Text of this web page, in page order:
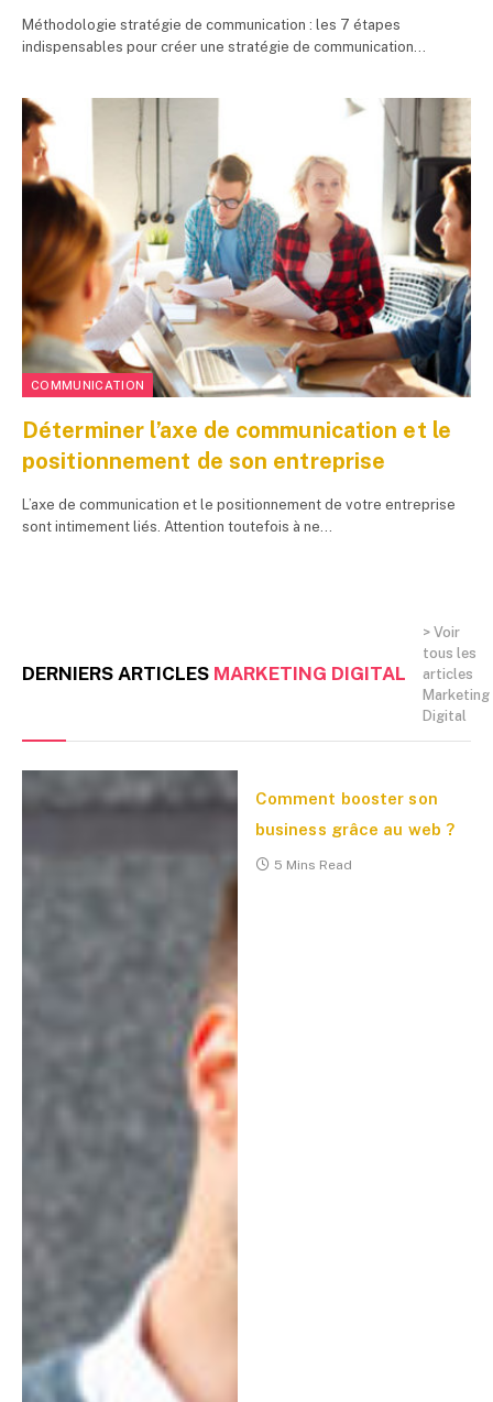
Méthodologie stratégie de communication : les 7 étapes
indispensables pour créer une stratégie de communication…
COMMUNICATION
Déterminer l’axe de communication et le
positionnement de son entreprise
L’axe de communication et le positionnement de votre entreprise
sont intimement liés. Attention toutefois à ne…
DERNIERS ARTICLES MARKETING DIGITAL
> Voir
tous les
articles
Marketing
Digital
Comment booster son
business grâce au web ?
5 Mins Read